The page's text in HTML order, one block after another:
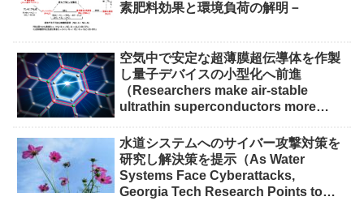
素肥料効果と環境負荷の解明－
空気中で安定な超薄膜超伝導体を作製
し量子デバイスの小型化へ前進
（Researchers make air-stable
ultrathin superconductors more
水道システムへのサイバー攻撃対策を
研究し解決策を提示（As Water
Systems Face Cyberattacks,
Georgia Tech Research Points to